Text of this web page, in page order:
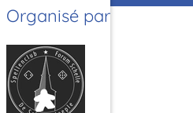
Organisé par